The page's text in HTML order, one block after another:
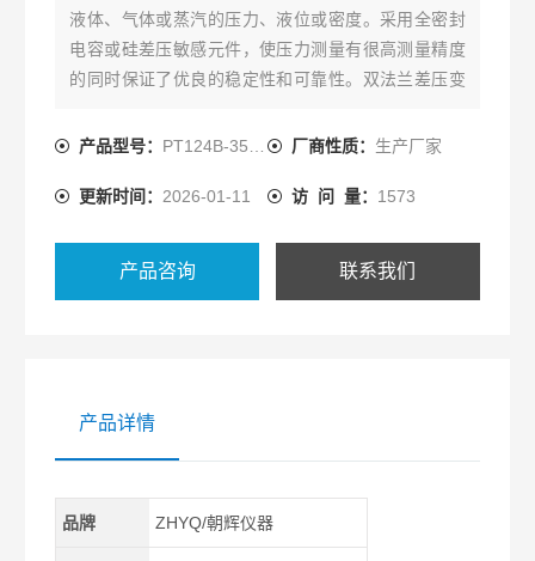
液体、气体或蒸汽的压力、液位或密度。采用全密封
电容或硅差压敏感元件，使压力测量有很高测量精度
的同时保证了优良的稳定性和可靠性。双法兰差压变
产品型号： PT124B-3503 厂商性质： 生产厂家
更新时间： 2026-01-11 访 问 量： 1573
产品咨询 联系我们
产品详情
品牌 ZHYQ/朝辉仪器